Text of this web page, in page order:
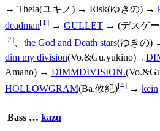
→ Theia(ユキノ) → Risk(ゆきの) →
deadman[1] → GULLET → (デスゲ
[2] the God and Death stars(ゆきの)
dim my division(Vo.&Gu.yukino)→
Amano) → DIMMDIVISION.
HOLLOWGRAM(Ba.攸紀)[4] → kein
Bass … kazu